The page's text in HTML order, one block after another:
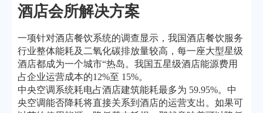
模块式中央空调系统
离心式中央空调系统
磁悬浮中央空调系统
水冷柜式中央空调系统
风冷螺杆式中央空调系统
水蓄冷中央空调系统
售后服务
酒店会所解决方案
一项针对酒店餐饮系统的调查显示，我国酒店餐饮服务
行业整体能耗及二氧化碳排放量较高，每一座大型星级
酒店都成为一个城市“热岛。我国五星级酒店能源费用
占企业运营成本的12%至 15%。
中央空调系统耗电占酒店建筑能耗最多为 59.95%。中
央空调能否降耗将直接关系到酒店的运营支出。如果可